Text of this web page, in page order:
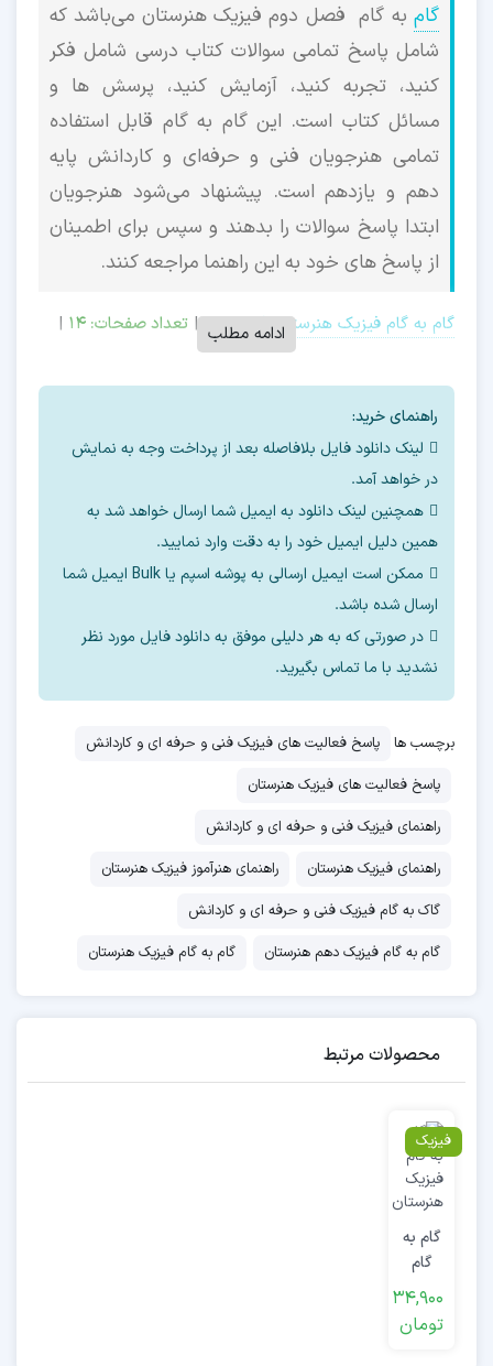
گام به گام فصل دوم فیزیک هنرستان می‌باشد که
شامل پاسخ تمامی سوالات کتاب درسی شامل فکر
کنید، تجربه کنید، آزمایش کنید، پرسش ها و
مسائل کتاب است. این گام به گام قابل استفاده
تمامی هنرجویان فنی و حرفه‌ای و کاردانش پایه
دهم و یازدهم است. پیشنهاد می‌شود هنرجویان
ابتدا پاسخ سوالات را بدهند و سپس برای اطمینان
از پاسخ های خود به این راهنما مراجعه کنند.
گام به گام فیزیک هنرستان فصل دوم| تعداد صفحات: ۱۴ | ادامه مطلب
راهنمای خرید:
لینک دانلود فایل بلافاصله بعد از پرداخت وجه به نمایش
در خواهد آمد.
همچنین لینک دانلود به ایمیل شما ارسال خواهد شد به
همین دلیل ایمیل خود را به دقت وارد نمایید.
ممکن است ایمیل ارسالی به پوشه اسپم یا Bulk ایمیل شما
ارسال شده باشد.
در صورتی که به هر دلیلی موفق به دانلود فایل مورد نظر
نشدید با ما تماس بگیرید.
برچسب ها
پاسخ فعالیت های فیزیک فنی و حرفه ای و کاردانش
پاسخ فعالیت های فیزیک هنرستان
راهنمای فیزیک فنی و حرفه ای و کاردانش
راهنمای فیزیک هنرستان
راهنمای هنرآموز فیزیک هنرستان
گاک به گام فیزیک فنی و حرفه ای و کاردانش
گام به گام فیزیک دهم هنرستان
گام به گام فیزیک هنرستان
محصولات مرتبط
فیزیک
گام به
گام
فیزیک
هنرستان
فصل
34,900
تومان